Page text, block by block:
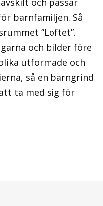
barnfamiljen. Så
”Loftet”.
och bilder före
utformade och
så en barngrind
ta med sig för